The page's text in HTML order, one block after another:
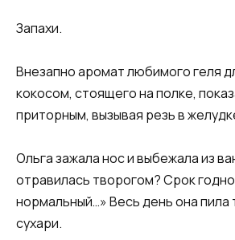
Запахи.
Внезапно аромат любимого геля
кокосом, стоящего на полке,
приторным, вызывая резь в
Ольга зажала нос и выбежала из
отравилась творогом? Срок
нормальный…» Весь день она пила
сухари.